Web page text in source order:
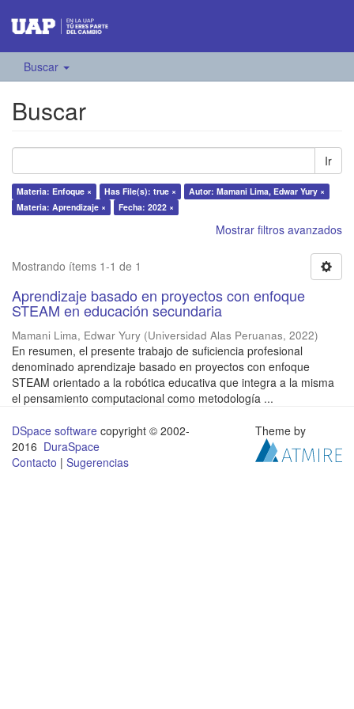
Buscar
Buscar
Ir
Materia: Enfoque × Has File(s): true ×
Autor: Mamani Lima, Edwar Yury ×
Materia: Aprendizaje ×
Fecha: 2022 ×
Mostrar filtros avanzados
Mostrando ítems 1-1 de 1
Aprendizaje basado en proyectos con enfoque
STEAM en educación secundaria
Mamani Lima, Edwar Yury (Universidad Alas Peruanas, 2022)
En resumen, el presente trabajo de suficiencia profesional
denominado aprendizaje basado en proyectos con enfoque
STEAM orientado a la robótica educativa que integra a la misma
el pensamiento computacional como metodología ...
DSpace software copyright © 2002-
2016 DuraSpace
Contacto | Sugerencias
Theme by